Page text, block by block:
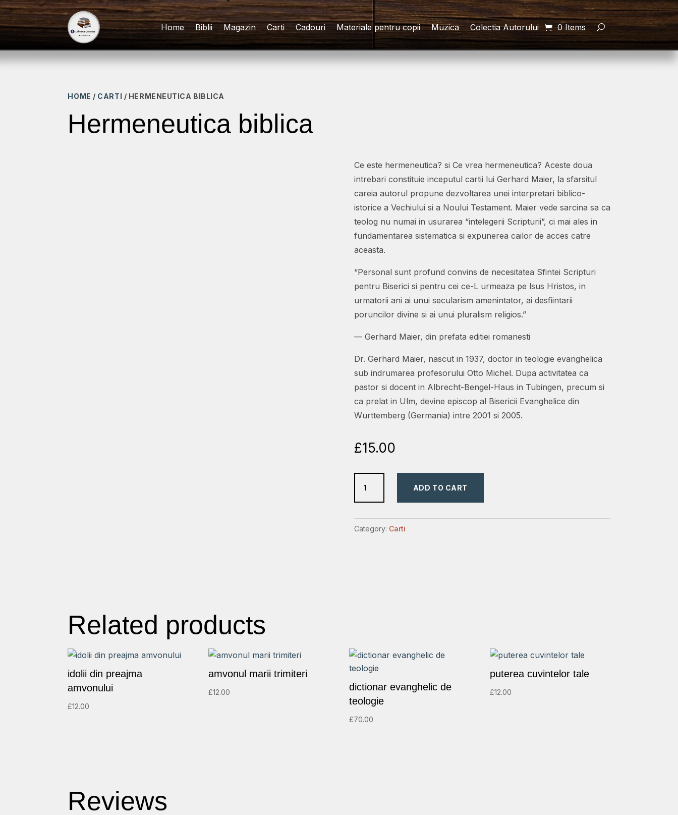
Home Biblii Magazin Carti Cadouri Materiale pentru copii Muzica Colectia Autorului 0 Items
HOME / CARTI / HERMENEUTICA BIBLICA
Hermeneutica biblica
Ce este hermeneutica? si Ce vrea hermeneutica? Aceste doua
intrebari constituie inceputul cartii lui Gerhard Maier, la sfarsitul
careia autorul propune dezvoltarea unei interpretari biblico-
istorice a Vechiului si a Noului Testament. Maier vede sarcina sa ca
teolog nu numai in usurarea “intelegerii Scripturii”, ci mai ales in
fundamentarea sistematica si expunerea cailor de acces catre
aceasta.
“Personal sunt profund convins de necesitatea Sfintei Scripturi
pentru Biserici si pentru cei ce-L urmeaza pe lsus Hristos, in
urmatorii ani ai unui secularism amenintator, ai desfiintarii
poruncilor divine si ai unui pluralism religios.”
— Gerhard Maier, din prefata editiei romanesti
Dr. Gerhard Maier, nascut in 1937, doctor in teologie evanghelica
sub indrumarea profesorului Otto Michel. Dupa activitatea ca
pastor si docent in Albrecht-Bengel-Haus in Tubingen, precum si
ca prelat in Ulm, devine episcop al Bisericii Evanghelice din
Wurttemberg (Germania) intre 2001 si 2005.
£15.00
ADD TO CART
Category: Carti
Related products
idolii din preajma
amvonului
£12.00
amvonul marii trimiteri
£12.00
dictionar evanghelic de
teologie
£70.00
puterea cuvintelor tale
£12.00
Reviews